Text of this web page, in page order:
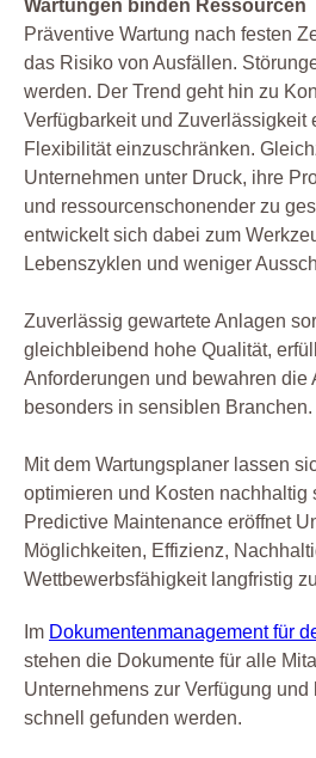
Wartungen binden Ressourcen
Präventive Wartung nach festen
das Risiko von Ausfällen.
werden. Der Trend geht hin zu
Verfügbarkeit und Zuverlässigkeit
Flexibilität einzuschränken.
Unternehmen unter Druck, ihre
und ressourcenschonender zu
entwickelt sich dabei zum
Lebenszyklen und weniger
Zuverlässig gewartete Anlagen
gleichbleibend hohe Qualität,
Anforderungen und bewahren die
besonders in sensiblen Branchen.
Mit dem Wartungsplaner lassen
optimieren und Kosten nachhaltig
Predictive Maintenance eröffnet
Möglichkeiten, Effizienz,
Wettbewerbsfähigkeit langfristig
Im Dokumentenmanagement für
stehen die Dokumente für alle
Unternehmens zur Verfügung und
schnell gefunden werden.